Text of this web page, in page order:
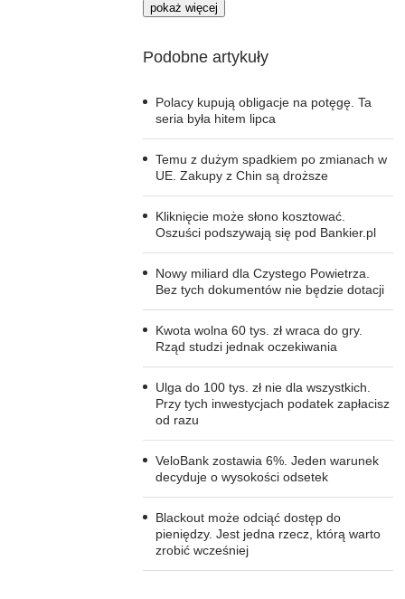
pokaż więcej
Podobne artykuły
Polacy kupują obligacje na potęgę. Ta
seria była hitem lipca
Temu z dużym spadkiem po zmianach w
UE. Zakupy z Chin są droższe
Kliknięcie może słono kosztować.
Oszuści podszywają się pod Bankier.pl
Nowy miliard dla Czystego Powietrza.
Bez tych dokumentów nie będzie dotacji
Kwota wolna 60 tys. zł wraca do gry.
Rząd studzi jednak oczekiwania
Ulga do 100 tys. zł nie dla wszystkich.
Przy tych inwestycjach podatek zapłacisz
od razu
VeloBank zostawia 6%. Jeden warunek
decyduje o wysokości odsetek
Blackout może odciąć dostęp do
pieniędzy. Jest jedna rzecz, którą warto
zrobić wcześniej